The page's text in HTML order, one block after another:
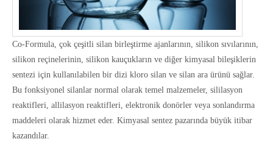
Co-Formula, çok çeşitli silan birleştirme ajanlarının, silikon sıvılarının,
silikon reçinelerinin, silikon kauçukların ve diğer kimyasal bileşiklerin
sentezi için kullanılabilen bir dizi kloro silan ve silan ara ürünü sağlar.
Bu fonksiyonel silanlar normal olarak temel malzemeler, sililasyon
reaktifleri, allilasyon reaktifleri, elektronik donörler veya sonlandırma
maddeleri olarak hizmet eder. Kimyasal sentez pazarında büyük itibar
kazandılar.